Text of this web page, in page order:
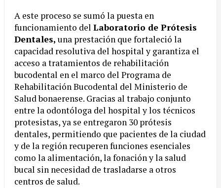
A este proceso se sumó la puesta en
funcionamiento del Laboratorio de Prótesis
Dentales, una prestación que fortaleció la
capacidad resolutiva del hospital y garantiza el
acceso a tratamientos de rehabilitación
bucodental en el marco del Programa de
Rehabilitación Bucodental del Ministerio de
Salud bonaerense. Gracias al trabajo conjunto
entre la odontóloga del hospital y los técnicos
protesistas, ya se entregaron 30 prótesis
dentales, permitiendo que pacientes de la ciudad
y de la región recuperen funciones esenciales
como la alimentación, la fonación y la salud
bucal sin necesidad de trasladarse a otros
centros de salud.